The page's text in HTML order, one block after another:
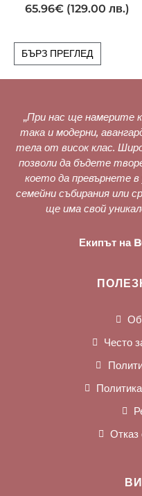
65.96€ (129.00 лв.)
БЪРЗ ПРЕГЛЕД
„При нас ще намерите
така и модерни,
тела от висок клас.
позволи да бъдете
което да превърнете
семейни събирания или
ще има свой
Екипът на
Често
Отказ